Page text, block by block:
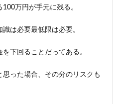
万円が手元に残る。
は必要最低限は必要。
下回ることだってある。
った場合、その分のリスクも